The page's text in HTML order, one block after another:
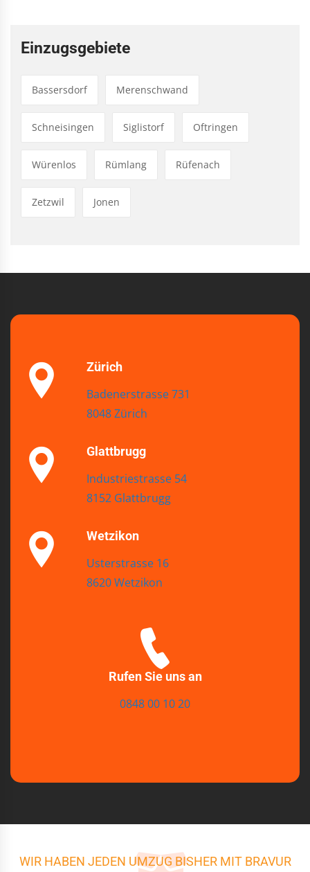
Einzugsgebiete
Bassersdorf Merenschwand
Schneisingen Siglistorf Oftringen
Würenlos Rümlang Rüfenach
Zetzwil Jonen
Zürich
Badenerstrasse 731
8048 Zürich
Glattbrugg
Industriestrasse 54
8152 Glattbrugg
Wetzikon
Usterstrasse 16
8620 Wetzikon
Rufen Sie uns an
0848 00 10 20
WIR HABEN JEDEN UMZUG BISHER MIT BRAVUR